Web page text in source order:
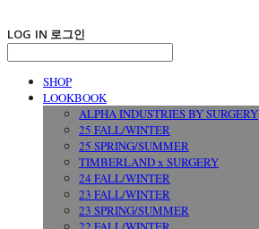
LOG IN 로그인
SHOP
LOOKBOOK
ALPHA INDUSTRIES BY SURGERY
25 FALL/WINTER
25 SPRING/SUMMER
TIMBERLAND x SURGERY
24 FALL/WINTER
23 FALL/WINTER
23 SPRING/SUMMER